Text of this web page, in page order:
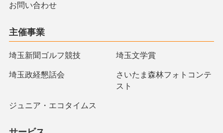
お問い合わせ
主催事業
埼玉新聞ゴルフ競技 埼玉文学賞
埼玉政経懇話会
さいたま森林フォトコンテ
スト
ジュニア・エコタイムス